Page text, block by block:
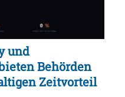
und
Behörden
Zeitvorteil